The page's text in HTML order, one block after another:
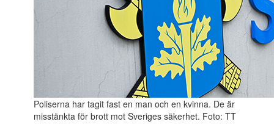
Poliserna har tagit fast en man och en kvinna. De är
misstänkta för brott mot Sveriges säkerhet. Foto: TT